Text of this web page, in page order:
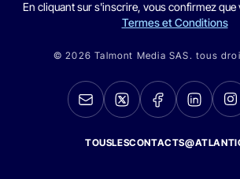
En cliquant sur s'inscrire, vous confirmez que
Termes et Conditions
© 2026 Talmont Media SAS. tous